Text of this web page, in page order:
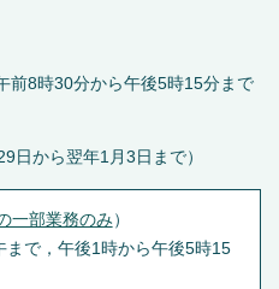
前8時30分から午後5時15分まで
日から翌年1月3日まで）
一部業務のみ ）
で，午後1時から午後5時15